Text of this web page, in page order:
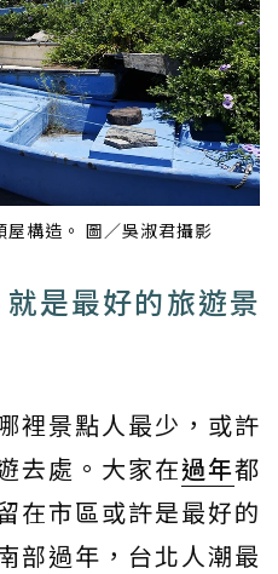
構造。 圖／吳淑君攝影
是最好的旅遊景
裡景點人最少，或許
去處。大家在過年都
在市區或許是最好的
部過年，台北人潮最